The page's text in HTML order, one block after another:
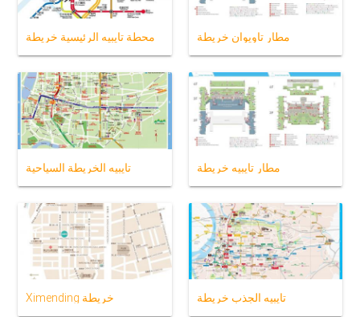
محطة تايبيه الرئيسية خريطة مطار تاويوان خريطة
تايبيه الخريطة السياحية مطار تايبيه خريطة
Ximending خريطة تايبيه الجذب خريطة